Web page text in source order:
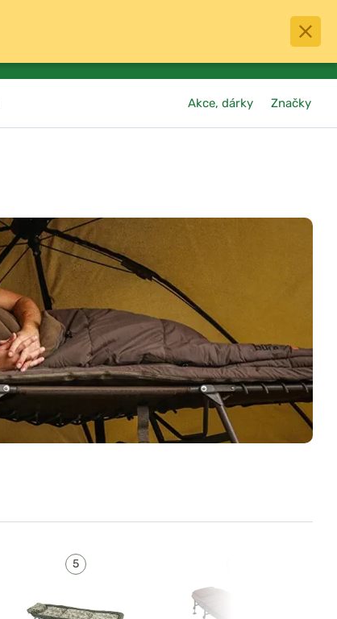
0
košík
Akce, dárky Značky